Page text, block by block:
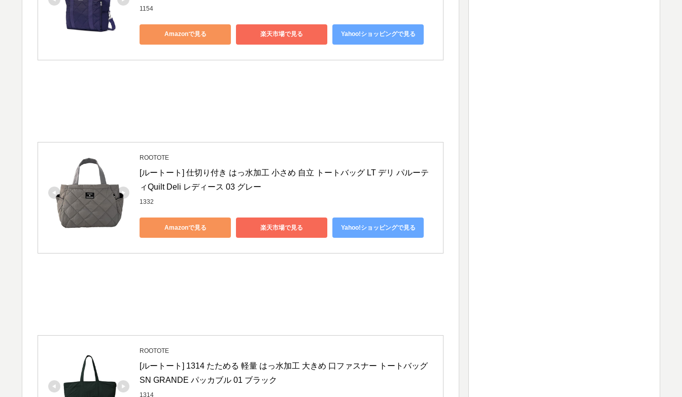
1154
Amazonで見る 楽天市場で見る Yahoo!ショッピングで見る
ROOTOTE
[ルートート] 仕切り付き はっ水加工 小さめ 自立 トートバッグ LT デリ パルーテ
ィQuilt Deli レディース 03 グレー
1332
Amazonで見る 楽天市場で見る Yahoo!ショッピングで見る
ROOTOTE
[ルートート] 1314 たためる 軽量 はっ水加工 大きめ 口ファスナー トートバッグ
SN GRANDE パッカブル 01 ブラック
1314